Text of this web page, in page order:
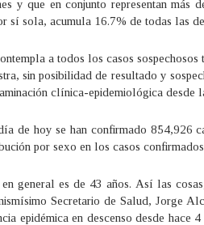
y que en conjunto representan
sí sola, acumula 16.7% de todas las
a todos los casos
sin posibilidad de resultado y
clínica-epidemiológica desde
de hoy se han confirmado 854,926
por sexo en los casos
general es de 43 años. Así las
Secretario de Salud, Jorge
epidémica en descenso desde hace